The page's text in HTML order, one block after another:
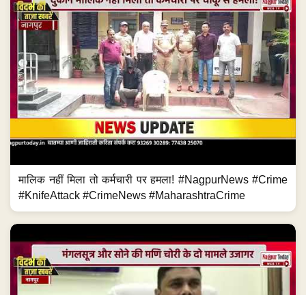
मालिक नहीं मिला तो कर्मचारी पर हमला! #NagpurNews #Crime
#KnifeAttack #CrimeNews #MaharashtraCrime